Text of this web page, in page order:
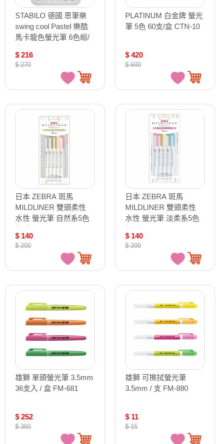
STABILO 德國 思筆樂
swing cool Pastel 樂酷
馬卡龍色螢光筆 6色組/
$ 216
$ 270
PLATINUM 白金牌 螢光
筆 5色 60支/盒 CTN-10
$ 420
$ 600
日本 ZEBRA 斑馬
MILDLINER 雙頭柔性
水性 螢光筆 自然系5色
$ 140
$ 200
日本 ZEBRA 斑馬
MILDLINER 雙頭柔性
水性 螢光筆 淡柔系5色
$ 140
$ 200
雄獅 單頭螢光筆 3.5mm
36支入 / 盒 FM-681
$ 252
$ 360
雄獅 可擦拭螢光筆
3.5mm / 支 FM-880
$ 11
$ 15